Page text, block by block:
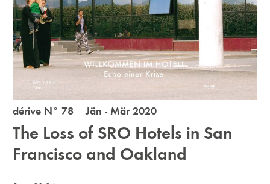
dérive N° 78 Jän - Mär 2020
The Loss of SRO Hotels in San
Francisco and Oakland